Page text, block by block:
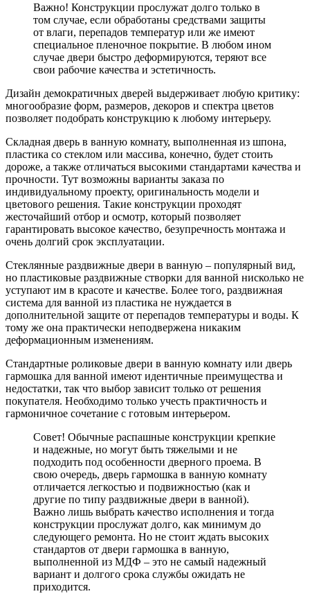
Важно! Конструкции прослужат долго только в
том случае, если обработаны средствами защиты
от влаги, перепадов температур или же имеют
специальное пленочное покрытие. В любом ином
случае двери быстро деформируются, теряют все
свои рабочие качества и эстетичность.
Дизайн демократичных дверей выдерживает любую критику:
многообразие форм, размеров, декоров и спектра цветов
позволяет подобрать конструкцию к любому интерьеру.
Складная дверь в ванную комнату, выполненная из шпона,
пластика со стеклом или массива, конечно, будет стоить
дороже, а также отличаться высокими стандартами качества и
прочности. Тут возможны варианты заказа по
индивидуальному проекту, оригинальность модели и
цветового решения. Такие конструкции проходят
жесточайший отбор и осмотр, который позволяет
гарантировать высокое качество, безупречность монтажа и
очень долгий срок эксплуатации.
Стеклянные раздвижные двери в ванную – популярный вид,
но пластиковые раздвижные створки для ванной нисколько не
уступают им в красоте и качестве. Более того, раздвижная
система для ванной из пластика не нуждается в
дополнительной защите от перепадов температуры и воды. К
тому же она практически неподвержена никаким
деформационным изменениям.
Стандартные роликовые двери в ванную комнату или дверь
гармошка для ванной имеют идентичные преимущества и
недостатки, так что выбор зависит только от решения
покупателя. Необходимо только учесть практичность и
гармоничное сочетание с готовым интерьером.
Совет! Обычные распашные конструкции крепкие
и надежные, но могут быть тяжелыми и не
подходить под особенности дверного проема. В
свою очередь, дверь гармошка в ванную комнату
отличается легкостью и подвижностью (как и
другие по типу раздвижные двери в ванной).
Важно лишь выбрать качество исполнения и тогда
конструкции прослужат долго, как минимум до
следующего ремонта. Но не стоит ждать высоких
стандартов от двери гармошка в ванную,
выполненной из МДФ – это не самый надежный
вариант и долгого срока службы ожидать не
приходится.